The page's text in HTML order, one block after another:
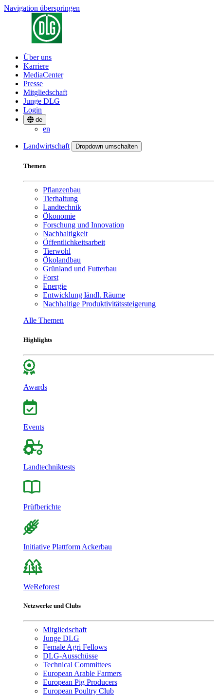
Navigation überspringen
Über uns
Karriere
MediaCenter
Presse
Mitgliedschaft
Junge DLG
Login
de
en
Landwirtschaft Dropdown umschalten
Themen
Pflanzenbau
Tierhaltung
Landtechnik
Ökonomie
Forschung und Innovation
Nachhaltigkeit
Öffentlichkeitsarbeit
Tierwohl
Ökolandbau
Grünland und Futterbau
Forst
Energie
Entwicklung ländl. Räume
Nachhaltige Produktivitätssteigerung
Alle Themen
Highlights
Awards
Events
Landtechniktests
Prüfberichte
Initiative Plattform Ackerbau
WeReforest
Netzwerke und Clubs
Mitgliedschaft
Junge DLG
Female Agri Fellows
DLG-Ausschüsse
Technical Committees
European Arable Farmers
European Pig Producers
European Poultry Club